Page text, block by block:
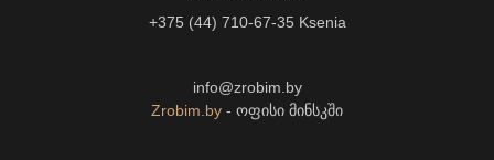
+375 (44) 710-67-35 Ksenia
info@zrobim.by
Zrobim.by - ოფისი მინსკში